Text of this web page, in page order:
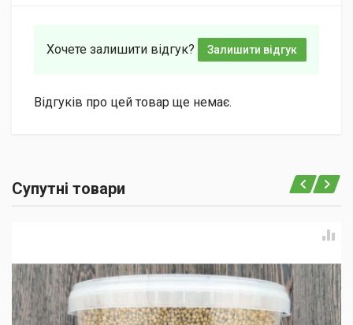
Хочете залишити відгук? Залишити відгук
Відгуків про цей товар ще немає.
Супутні товари